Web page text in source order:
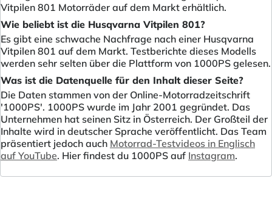
Vitpilen 801 Motorräder auf dem Markt erhältlich.
Wie beliebt ist die Husqvarna Vitpilen 801?
Es gibt eine schwache Nachfrage nach einer Husqvarna
Vitpilen 801 auf dem Markt. Testberichte dieses Modells
werden sehr selten über die Plattform von 1000PS gelesen.
Was ist die Datenquelle für den Inhalt dieser Seite?
Die Daten stammen von der Online-Motorradzeitschrift
'1000PS'. 1000PS wurde im Jahr 2001 gegründet. Das
Unternehmen hat seinen Sitz in Österreich. Der Großteil der
Inhalte wird in deutscher Sprache veröffentlicht. Das Team
präsentiert jedoch auch Motorrad-Testvideos in Englisch
auf YouTube. Hier findest du 1000PS auf Instagram.